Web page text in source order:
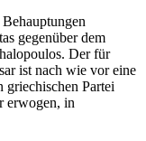
gegenüber dem
Der für
ist nach wie vor eine
griechischen Partei
erwogen, in